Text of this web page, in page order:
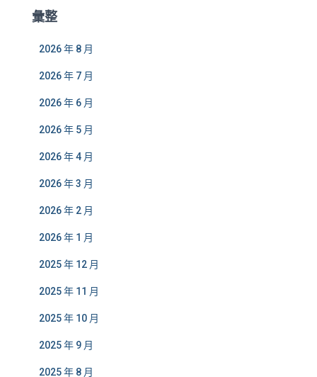
彙整
2026 年 8 月
2026 年 7 月
2026 年 6 月
2026 年 5 月
2026 年 4 月
2026 年 3 月
2026 年 2 月
2026 年 1 月
2025 年 12 月
2025 年 11 月
2025 年 10 月
2025 年 9 月
2025 年 8 月